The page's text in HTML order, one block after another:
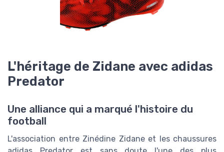
L'héritage de Zidane avec adidas
Predator
Une alliance qui a marqué l'histoire du
football
L'association entre Zinédine Zidane et les chaussures